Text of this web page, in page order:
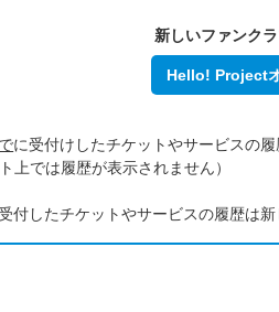
新しいファンク
Hello! Project
に受付けしたチケットやサービスの
上では履歴が表示されません）
したチケットやサービスの履歴は